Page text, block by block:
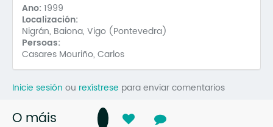
Ano: 1999
Localización:
Nigrán, Baiona, Vigo (Pontevedra)
Persoas:
Casares Mouriño, Carlos
Inicie sesión ou rexístrese para enviar comentarios
O máis